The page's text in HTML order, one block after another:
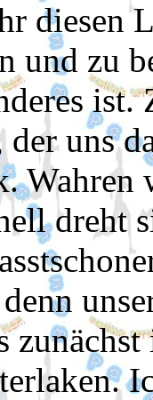
diesen
und zu
der uns
dreht